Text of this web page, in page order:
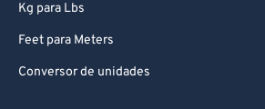
Kg para Lbs
Feet para Meters
Conversor de unidades